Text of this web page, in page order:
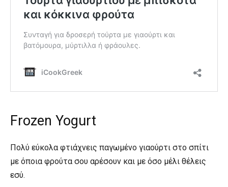
Frozen Yogurt
Πολύ εύκολα φτιάχνεις παγωμένο γιαούρτι στο σπίτι
με όποια φρούτα σου αρέσουν και με όσο μέλι θέλεις
εσύ.